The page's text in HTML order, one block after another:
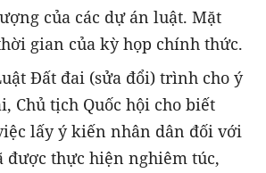
của các dự án luật. Mặt
gian của kỳ họp chính thức.
Đất đai (sửa đổi) trình cho ý
Chủ tịch Quốc hội cho biết
lấy ý kiến nhân dân đối với
được thực hiện nghiêm túc,